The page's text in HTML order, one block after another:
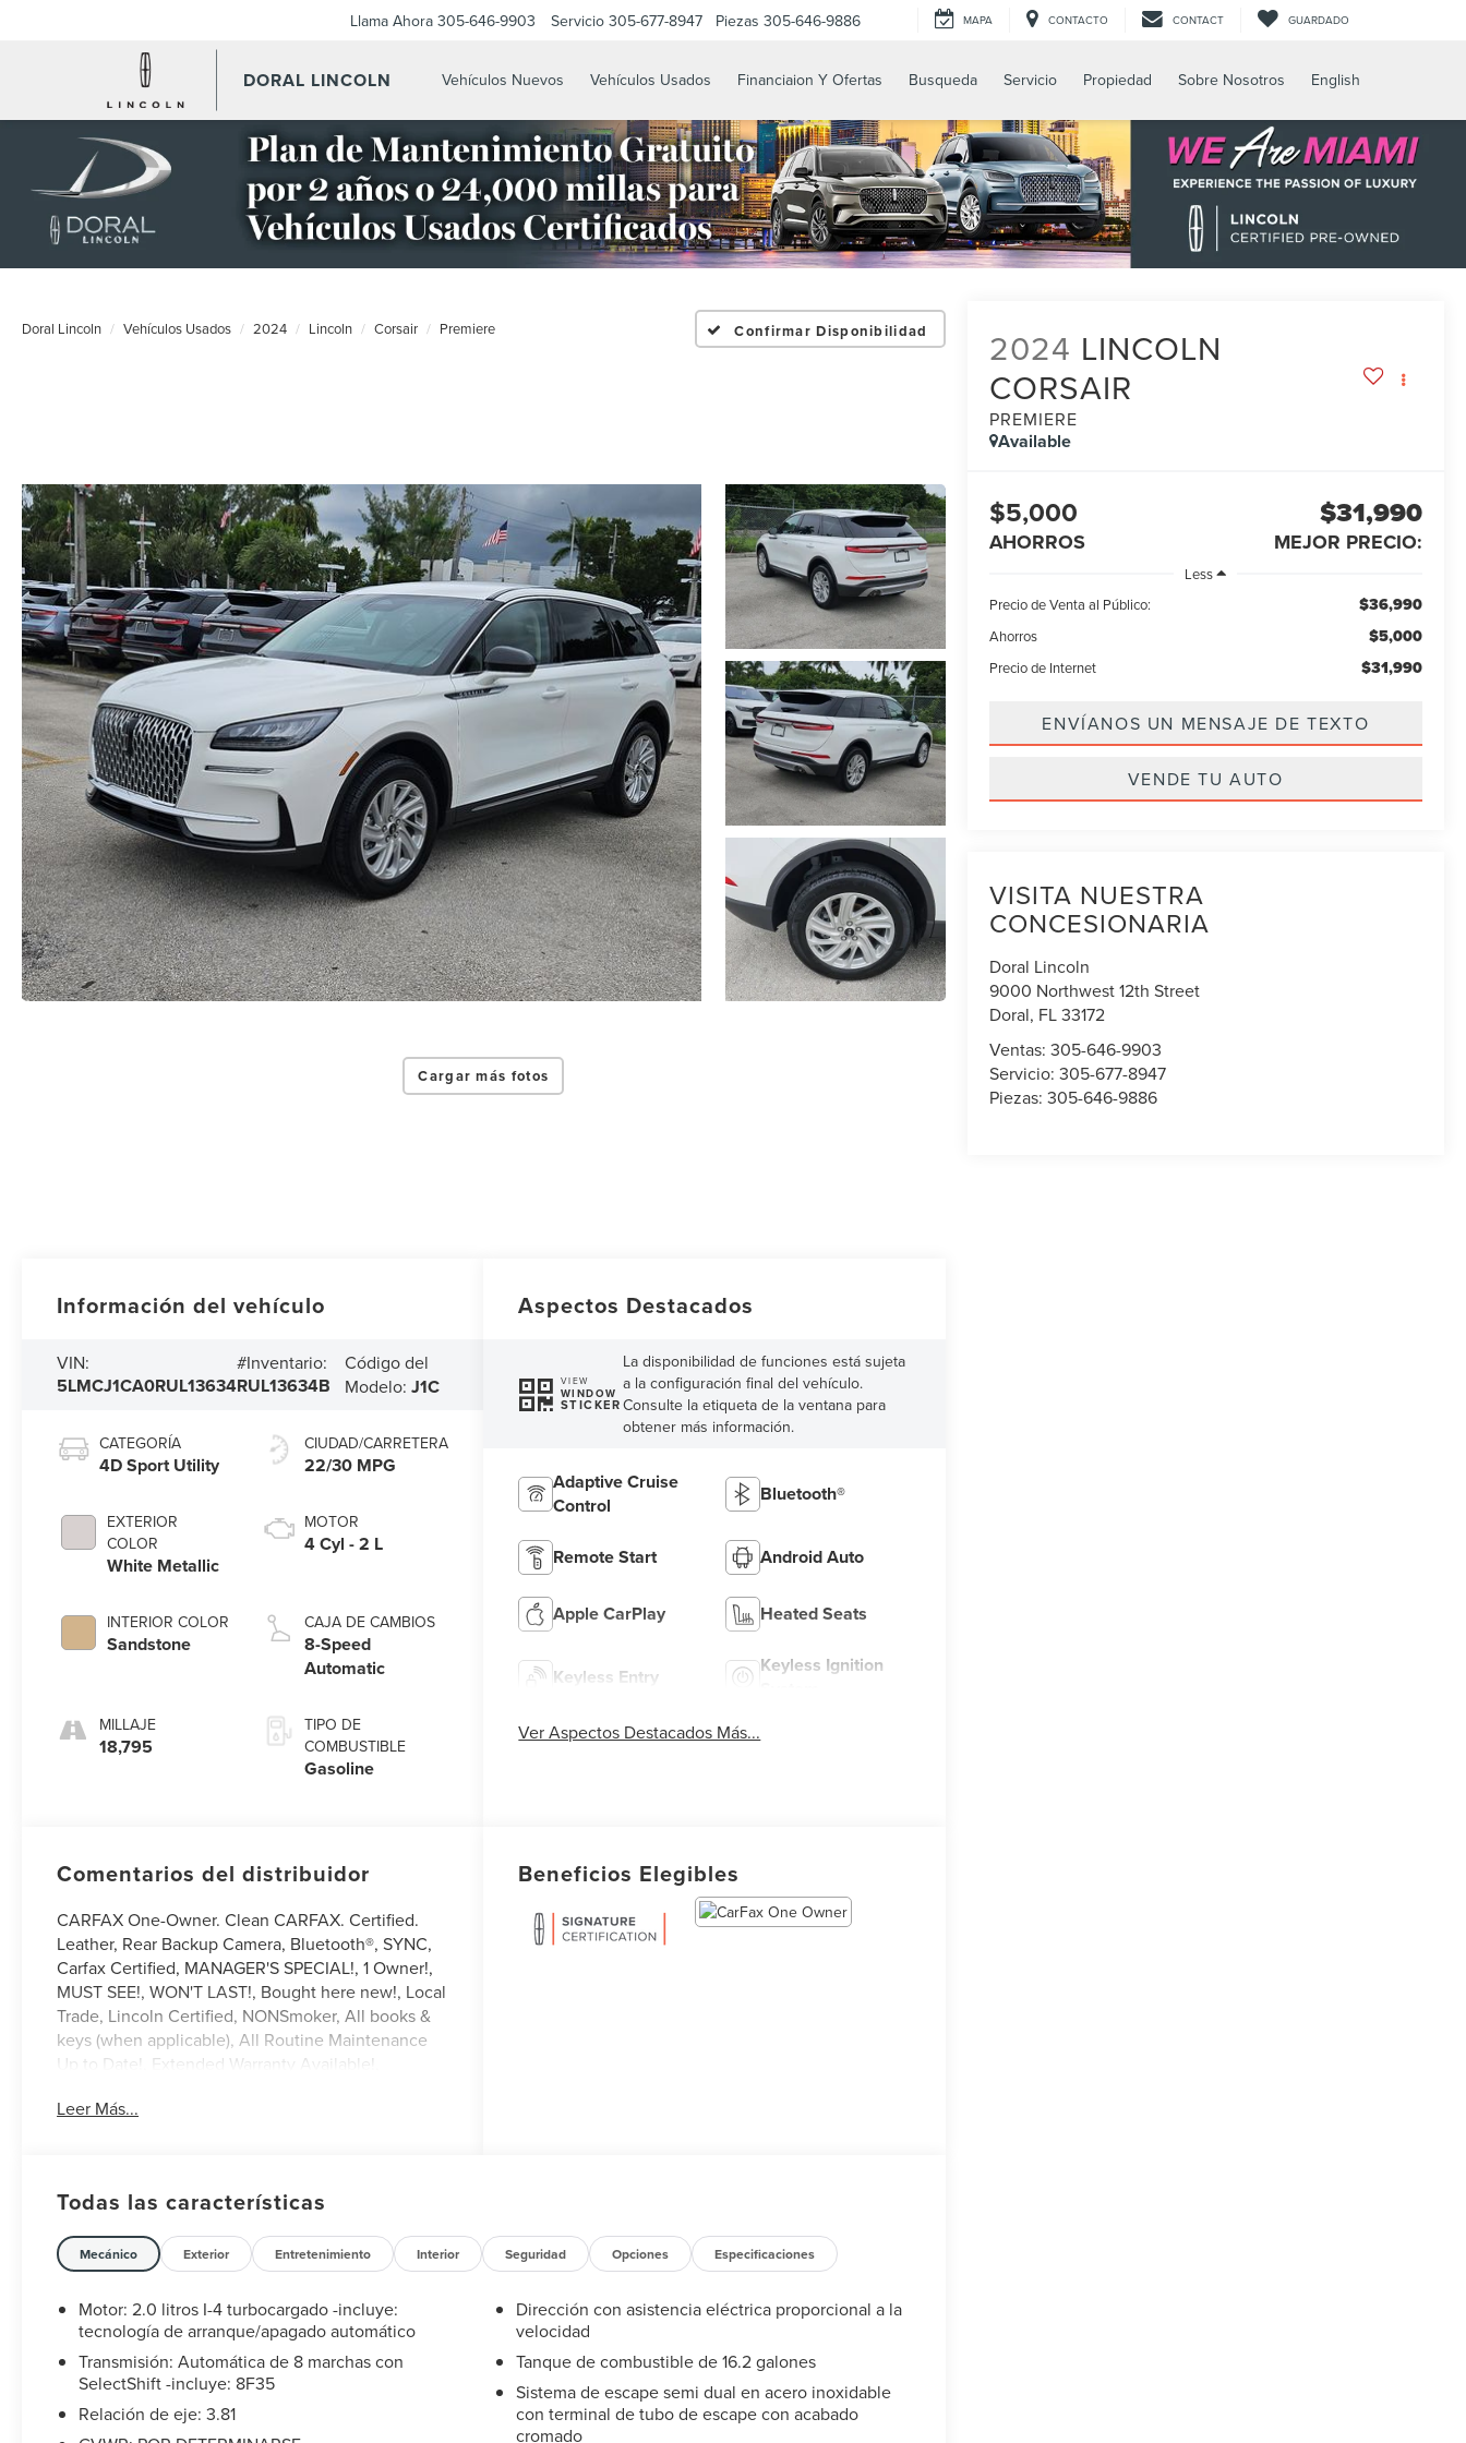
DORAL LINCOLN
Llama Ahora 305-646-9903 Servicio 305-677-8947 Piezas 305-646-9886 MAPA CONTACTO CONTACT GUARDADO
Vehículos Nuevos Vehículos Usados Financiaion Y Ofertas Busqueda Servicio Propiedad Sobre Nosotros English
Doral Lincoln Vehículos Usados 2024 Lincoln Corsair Premiere Confirmar Disponibilidad
Cargar más fotos
2024 LINCOLN
CORSAIR
PREMIERE
Available
$5,000
AHORROS
$31,990
MEJOR PRECIO:
Less
Precio de Venta al Público:
$36,990
Ahorros $5,000
Precio de Internet $31,990
ENVÍANOS UN MENSAJE DE TEXTO
VENDE TU AUTO
VISITA NUESTRA
CONCESIONARIA
Doral Lincoln
9000 Northwest 12th Street
Doral, FL 33172
Ventas: 305-646-9903
Servicio: 305-677-8947
Piezas: 305-646-9886
Información del vehículo
VIN:
5LMCJ1CA0RUL13634
#Inventario:
RUL13634B
Código del
Modelo: J1C
CATEGORÍA
4D Sport Utility
EXTERIOR
COLOR
White Metallic
INTERIOR COLOR
Sandstone
MILLAJE
18,795
CIUDAD/CARRETERA
22/30 MPG
MOTOR
4 Cyl - 2 L
CAJA DE CAMBIOS
8-Speed
Automatic
TIPO DE
COMBUSTIBLE
Gasoline
Aspectos Destacados
VIEW
WINDOW
STICKER
La disponibilidad de funciones está sujeta
a la configuración final del vehículo.
Consulte la etiqueta de la ventana para
obtener más información.
Adaptive Cruise
Control
Bluetooth®
Remote Start Android Auto
Apple CarPlay Heated Seats
Keyless Entry
Keyless Ignition
Ver Aspectos Destacados Más...
Comentarios del distribuidor
CARFAX One-Owner. Clean CARFAX. Certified.
Leather, Rear Backup Camera, Bluetooth®, SYNC,
Carfax Certified, MANAGER'S SPECIAL!, 1 Owner!,
MUST SEE!, WON'T LAST!, Bought here new!, Local
Trade, Lincoln Certified, NONSmoker, All books &
keys (when applicable), All Routine Maintenance
Up to Date!, Extended Warranty Available!,
Included!, Service Records Available, Mutli
2024 Lincoln Corsair Premiere White Metallic
Lincoln Combined Details:
* Vehicle History
* Roadside Assistance
* Warranty Deductible: $100
* Includes Car Rental and Trip Interruption
Reimbursement, Lincoln Access Rewards 20,000
Points (for Lincoln Signature Certification program),
Leer Más...
Beneficios Elegibles
Todas las características
Mecánico Exterior Entretenimiento Interior Seguridad Opciones Especificaciones
Motor: 2.0 litros I-4 turbocargado -incluye:
tecnología de arranque/apagado automático
Transmisión: Automática de 8 marchas con
SelectShift -incluye: 8F35
Relación de eje: 3.81
Dirección con asistencia eléctrica proporcional a la
velocidad
Tanque de combustible de 16.2 galones
Sistema de escape semi dual en acero inoxidable
con terminal de tubo de escape con acabado
cromado